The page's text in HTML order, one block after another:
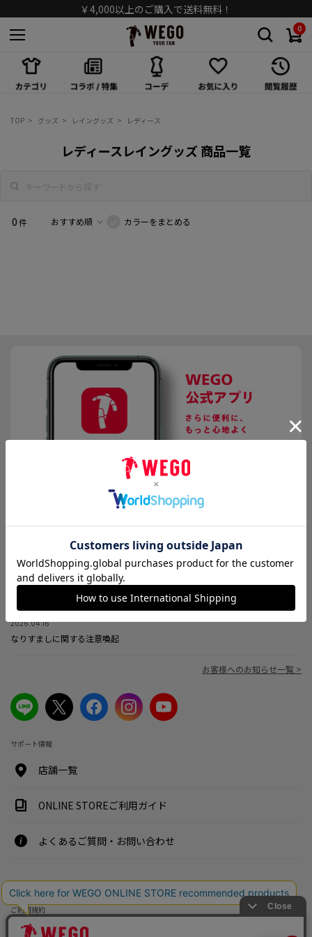
￥4,000以上のご購入で送料無料！
0
ワンピース/オールインワン
推し活グッズ
TOP グッズ レイングッズ レディース
レディースレイングッズ 商品一覧
0件 カラーをまとめる
【重要】お盆期間中の指定日設定受付停止のお知らせ
2026.07.28
8/4更新【重要】熊本県で発生した地震の影響による配送遅延・集荷停止につ
いて
2026.04.16
なりすましに関する注意喚起
お客様へのお知らせ一覧 >
サポート情報
店舗一覧
ONLINE STOREご利用ガイド
よくあるご質問・お問い合わせ
特定商取引法・古物営業法に基づく表示案内
ご利用規約
プライバシーポリシー